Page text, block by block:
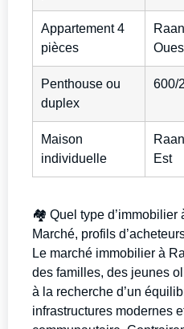
Appartement 4
pièces
Penthouse ou
duplex
600/
Maison
individuelle
Est
🏘️ Quel type d’immobilier
Marché, profils
Le marché immobilier à
des familles, des jeunes
à la recherche d’un
infrastructures modernes